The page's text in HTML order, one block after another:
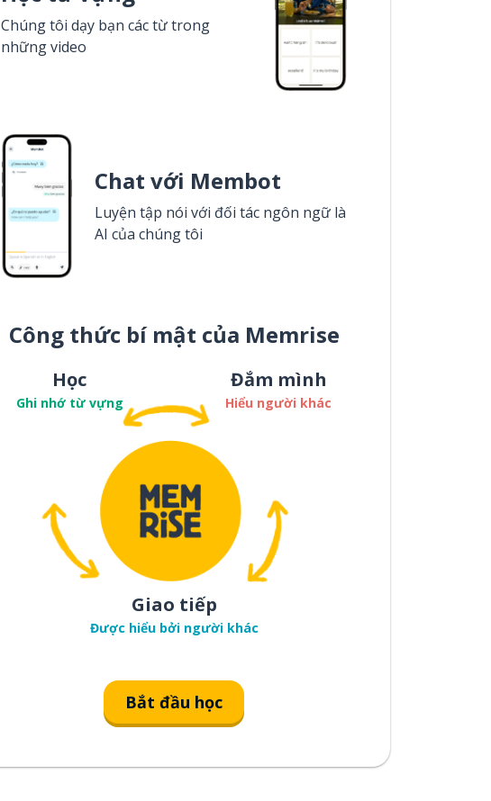
Chúng tôi dạy bạn các từ trong
những video
Chat với Membot
Luyện tập nói với đối tác ngôn ngữ là
AI của chúng tôi
Công thức bí mật của Memrise
Học
Ghi nhớ từ vựng
Đắm mình
Hiểu người khác
Giao tiếp
Được hiểu bởi người khác
Bắt đầu học